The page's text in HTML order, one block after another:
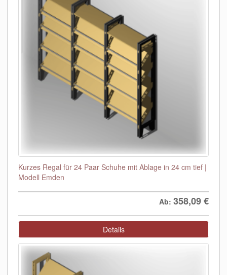
Kurzes Regal für 24 Paar Schuhe mit Ablage in 24 cm tief |
Modell Emden
Ab: 358,09€
Details